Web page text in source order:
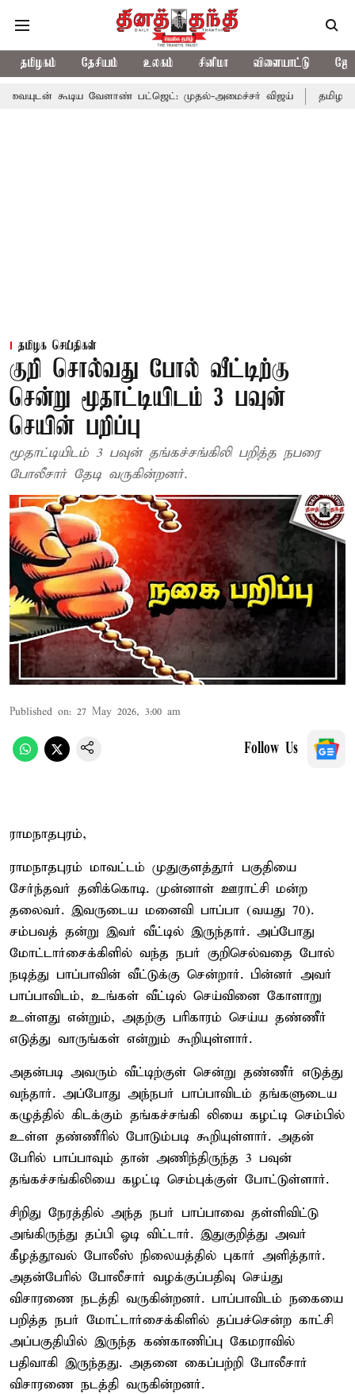
தமிழகம் தேசியம் உலகம் சினிமா விளையாட்டு
வேளாண் பட்ஜெட்: முதல்-அமைச்சர் விஜய் தமிழக அரசியலில்
தமிழக செய்திகள்
குறி சொல்வது போல் வீட்டிற்கு
சென்று மூதாட்டியிடம் 3 பவுன்
செயின் பறிப்பு
மூதாட்டியிடம் 3 பவுன் தங்கச்சங்கிலி பறித்த நபரை
போலீசார் தேடி வருகின்றனர்.
Published on: 27 May 2026, 3:00 am
Follow Us
ராமநாதபுரம்,
ராமநாதபுரம் மாவட்டம் முதுகுளத்தூர் பகுதியை
சேர்ந்தவர் தனிக்கொடி. முன்னாள் ஊராட்சி மன்ற
தலைவர். இவருடைய மனைவி பாப்பா (வயது 70).
சம்பவத் தன்று இவர் வீட்டில் இருந்தார். அப்போது
மோட்டார்சைக்கிளில் வந்த நபர் குறிசெல்வதை போல்
நடித்து பாப்பாவின் வீட்டுக்கு சென்றார். பின்னர் அவர்
பாப்பாவிடம், உங்கள் வீட்டில் செய்வினை கோளாறு
உள்ளது என்றும், அதற்கு பரிகாரம் செய்ய தண்ணீர்
எடுத்து வாருங்கள் என்றும் கூறியுள்ளார்.
அதன்படி அவரும் வீட்டிற்குள் சென்று தண்ணீர் எடுத்து
வந்தார். அப்போது அந்நபர் பாப்பாவிடம் தங்களுடைய
கழுத்தில் கிடக்கும் தங்கச்சங்கி லியை கழட்டி செம்பில்
உள்ள தண்ணீரில் போடும்படி கூறியுள்ளார். அதன்
பேரில் பாப்பாவும் தான் அணிந்திருந்த 3 பவுன்
தங்கச்சங்கிலியை கழட்டி செம்புக்குள் போட்டுள்ளார்.
சிறிது நேரத்தில் அந்த நபர் பாப்பாவை தள்ளிவிட்டு
அங்கிருந்து தப்பி ஓடி விட்டார். இதுகுறித்து அவர்
கீழத்தூவல் போலீஸ் நிலையத்தில் புகார் அளித்தார்.
அதன்பேரில் போலீசார் வழக்குப்பதிவு செய்து
விசாரணை நடத்தி வருகின்றனர். பாப்பாவிடம் நகையை
பறித்த நபர் மோட்டார்சைக்கிளில் தப்பச்சென்ற காட்சி
அப்பகுதியில் இருந்த கண்காணிப்பு கேமராவில்
பதிவாகி இருந்தது. அதனை கைப்பற்றி போலீசார்
விசாரணை நடத்தி வருகின்றனர்.